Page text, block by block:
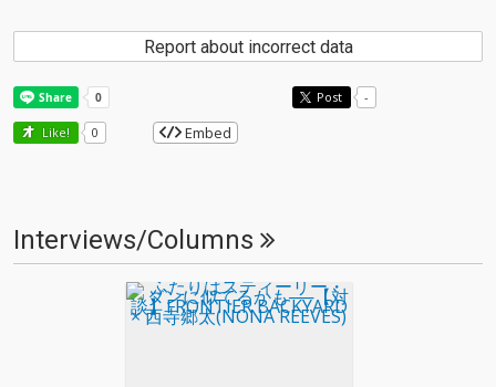
Report about incorrect data
Post -
Like! 0 Embed
Interviews/Columns